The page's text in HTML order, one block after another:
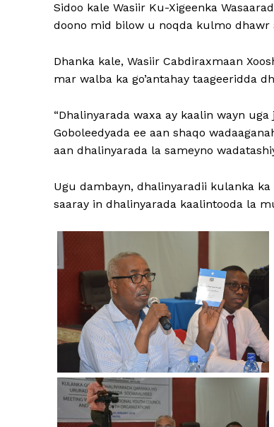
Sidoo kale Wasiir Ku-Xigeenka
doono mid bilow u noqda kulmo dhawr
Dhanka kale, Wasiir Cabdiraxmaan
mar walba ka go’antahay taageeridda
“Dhalinyarada waxa ay kaalin wayn
Goboleedyada ee aan shaqo
aan dhalinyarada la sameyno
Ugu dambayn, dhalinyaradii kulanka ka
saaray in dhalinyarada kaalintooda la